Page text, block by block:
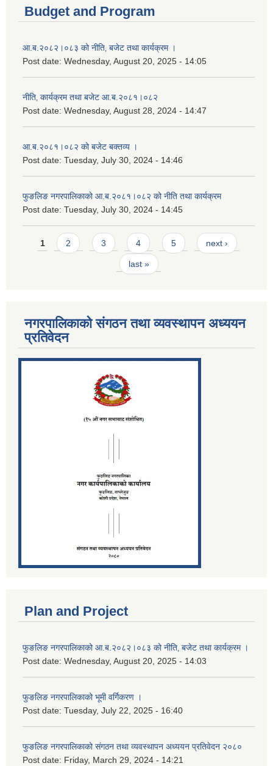
Budget and Program
आ.ब.२०८२।०८३ को नीति‚ बजेट तथा कार्यक्रम ।
Post date: Wednesday, August 20, 2025 - 14:05
नीति‚ कार्यक्रम तथा बजेट आ.ब.२०८१।०८२
Post date: Wednesday, August 28, 2024 - 14:47
आ.ब.२०८१।०८२ को बजेट बक्तव्य ।
Post date: Tuesday, July 30, 2024 - 14:46
फुङलिङ नगरपालिकाको आ.ब.२०८१।०८२ को नीति तथा कार्यक्रम
Post date: Tuesday, July 30, 2024 - 14:45
Pages
1 2 3 4 5 next ›
last »
नगरपालिकाको संगठन तथा व्यवस्थापन अध्ययन
प्रतिवेदन
Plan and Project
फुङलिङ नगरपालिकाको आ.ब.२०८२।०८३ को नीति‚ बजेट तथा कार्यक्रम ।
Post date: Wednesday, August 20, 2025 - 14:03
फुङलिङ नगरपालिकाको भूमी वर्गिकरण ।
Post date: Tuesday, July 22, 2025 - 16:40
फुङलिङ नगरपालिकाको संगठन तथा व्यवस्थापन अध्ययन प्रतिवेदन २०८०
Post date: Friday, March 29, 2024 - 14:21